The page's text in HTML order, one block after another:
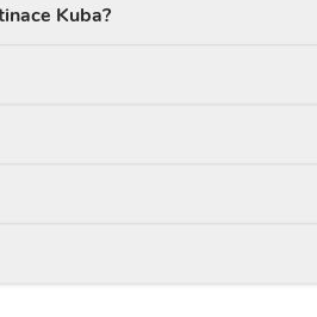
Kuba?